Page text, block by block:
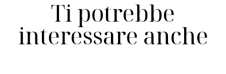
Ti potrebbe
interessare anche